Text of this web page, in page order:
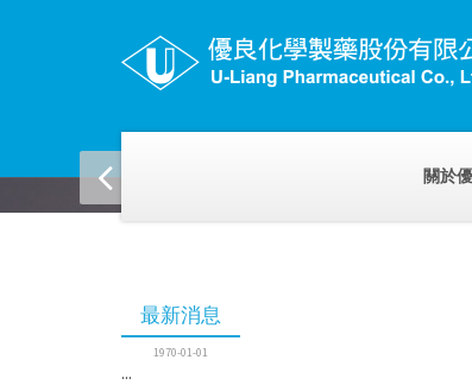
關於
最新消息
1970-01-01
...